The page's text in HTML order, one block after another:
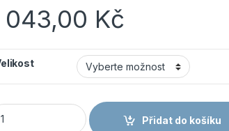
043,00 Kč
HALWILL PRO MF ESD S1PS SR kotník
Přidat do košíku